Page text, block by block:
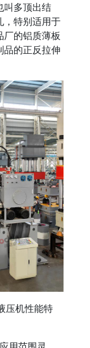
叫多顶出结
，特别适用于
厂的铝质薄板
品的正反拉伸
压机性能特